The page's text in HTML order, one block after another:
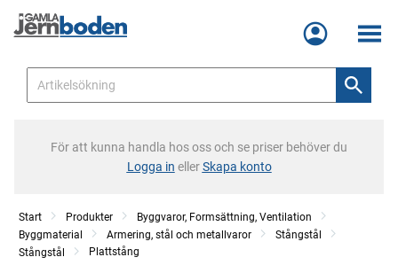
Meny
För att kunna handla hos oss och se priser behöver du
Logga in ellerSkapa konto
Start Produkter
Byggvaror, Formsättning, Ventilation
Byggmaterial
Armering, stål och metallvaror
Stångstål
Stångstål
Plattstång